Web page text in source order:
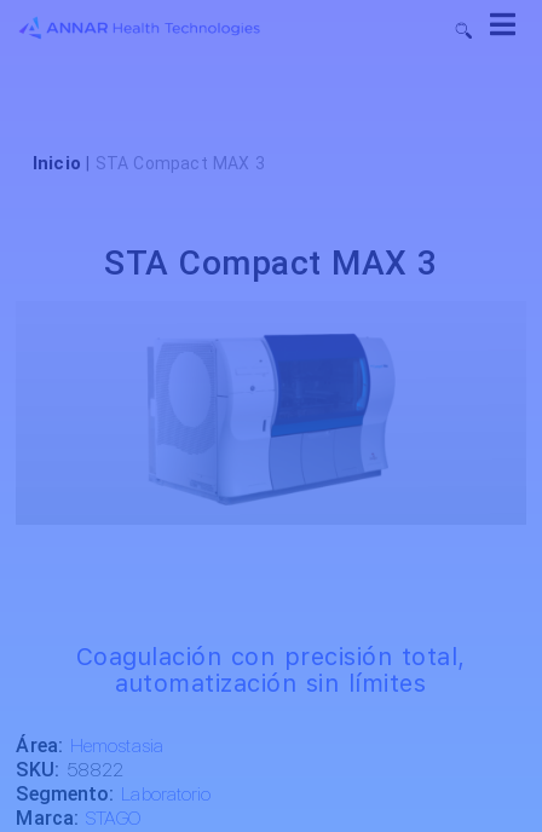
Inicio STA Compact MAX 3
STA Compact MAX 3
Coagulación con precisión total,
automatización sin límites
Área: Hemostasia
SKU: 58822
Segmento: Laboratorio
Marca: STAGO